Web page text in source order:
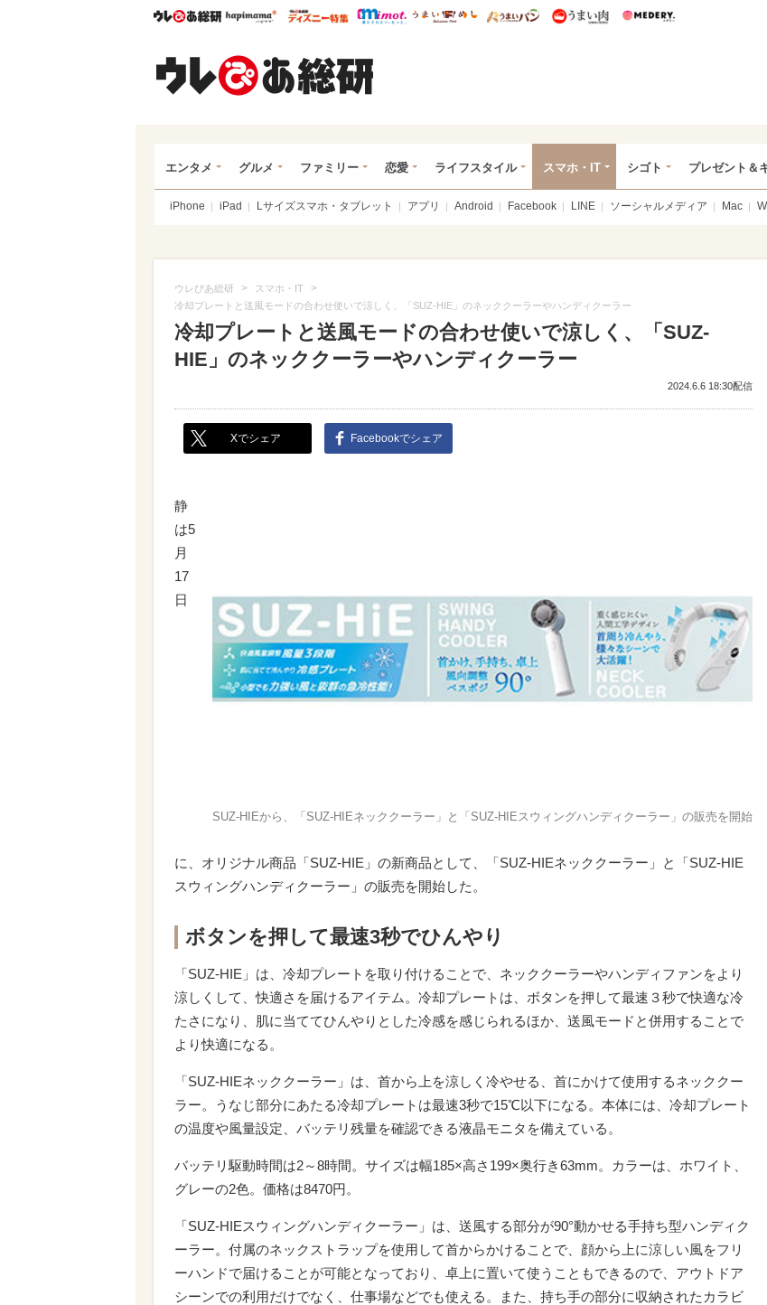
ウレぴあ総研ハピママ* ウレぴあ総研 ディズニー特集
mimot. うまいめし うまいパン うまい肉
エンタメ グルメ ファミリー 恋愛 ライフスタイル スマホ・IT シゴト プレゼント＆
iPhone iPad Lサイズスマホ・タブレット アプリ Android Facebook LINE ソーシャルメディア Mac
ウレぴあ総研 > スマホ・IT >
冷却プレートと送風モードの合わせ使いで涼しく、「SUZ-HIE」のネッククーラーやハンディクーラー
冷却プレートと送風モードの合わせ使いで涼しく、「SUZ-
HIE」のネッククーラーやハンディクーラー
2024.6.6 18:30配信
Xでシェア Facebookでシェア
SUZ-HIEから、「SUZ-HIEネッククーラー」と「SUZ-HIEスウィングハンディクーラー」の販売を開始
静
は5
月
17
日
に、オリジナル商品「SUZ-HIE」の新商品として、「SUZ-HIEネッククーラー」と「SUZ-HIE
スウィングハンディクーラー」の販売を開始した。
ボタンを押して最速3秒でひんやり
「SUZ-HIE」は、冷却プレートを取り付けることで、ネッククーラーやハンディファンをより
涼しくして、快適さを届けるアイテム。冷却プレートは、ボタンを押して最速３秒で快適な冷
たさになり、肌に当ててひんやりとした冷感を感じられるほか、送風モードと併用することで
より快適になる。
「SUZ-HIEネッククーラー」は、首から上を涼しく冷やせる、首にかけて使用するネッククー
ラー。うなじ部分にあたる冷却プレートは最速3秒で15℃以下になる。本体には、冷却プレート
の温度や風量設定、バッテリ残量を確認できる液晶モニタを備えている。
バッテリ駆動時間は2～8時間。サイズは幅185×高さ199×奥行き63mm。カラーは、ホワイト、
グレーの2色。価格は8470円。
「SUZ-HIEスウィングハンディクーラー」は、送風する部分が90°動かせる手持ち型ハンディク
ーラー。付属のネックストラップを使用して首からかけることで、顔から上に涼しい風をフリ
ーハンドで届けることが可能となっており、卓上に置いて使うこともできるので、アウトドア
シーンでの利用だけでなく、仕事場などでも使える。また、持ち手の部分に収納されたカラビ